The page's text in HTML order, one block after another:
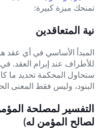
تمنحك ميزة كبيرة:
نية المتعاقدين
المبدأ الأساسي في أي عقد
للأطراف عند إبرام العقد.
ستحاول المحكمة تحديد ما
البنود، وليس فقط المعنى
التفسير لمصلحة
لصالح المؤمن له)